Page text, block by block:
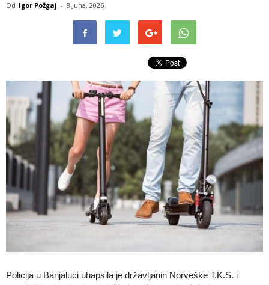
Od Igor Požgaj - 8 Juna, 2026
Policija u Banjaluci uhapsila je državljanin Norveške T.K.S. i